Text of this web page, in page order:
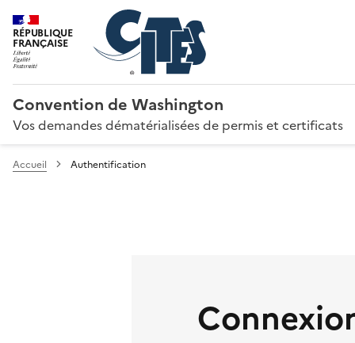
RÉPUBLIQUE
FRANÇAISE
Convention de Washington
Vos demandes dématérialisées de permis et certificats
Accueil Authentification